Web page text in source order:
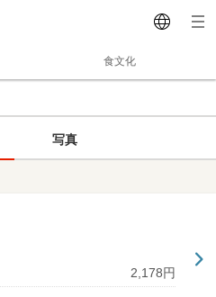
食文化
写真
2,178円